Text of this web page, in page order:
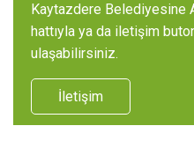
Kaytazdere Belediyesine
hattıyla ya da iletişim
ulaşabilirsiniz.
İletişim